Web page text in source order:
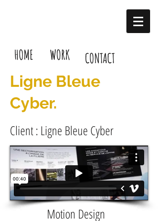
HOME WORK CONTACT
Ligne Bleue
Cyber.
Client : Ligne Bleue Cyber
Motion Design